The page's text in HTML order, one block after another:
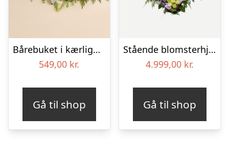
Bårebuket i kærlighedens farver
549,00 kr.
Gå til shop
Stående blomsterhjerte – Et eksklusivt farvel
4.999,00 kr.
Gå til shop